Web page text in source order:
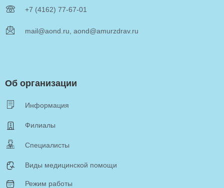
+7 (4162) 77-67-01
mail@aond.ru, aond@amurzdrav.ru
Об организации
Информация
Филиалы
Специалисты
Виды медицинской помощи
Режим работы